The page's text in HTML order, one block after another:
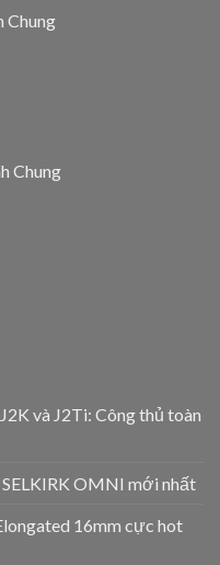
Chung
Chung
và J2Ti: Công thủ toàn
OMNI mới nhất
16mm cực hot